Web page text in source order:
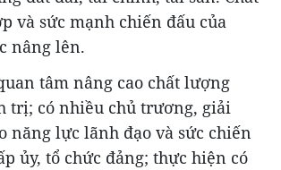
và sức mạnh chiến đấu của
nâng lên.
tâm nâng cao chất lượng
trị; có nhiều chủ trương, giải
năng lực lãnh đạo và sức chiến
ủy, tổ chức đảng; thực hiện có